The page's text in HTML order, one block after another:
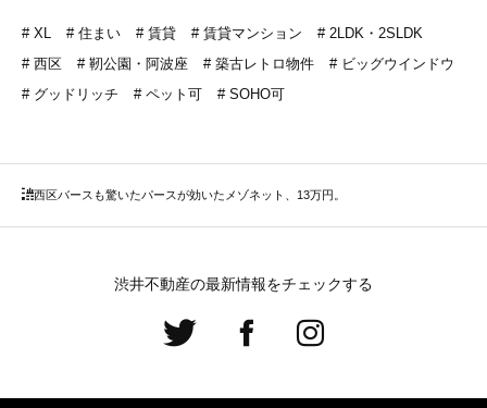
XL 住まい 賃貸 賃貸マンション
2LDK・2SLDK
西区
靭公園・阿波座 築古レトロ物件
ビッグウインドウ
グッドリッチ
ペット可 SOHO可
バースも驚いたパースが効いたメゾネット、13万円。
西区
渋井不動産の最新情報をチェックする